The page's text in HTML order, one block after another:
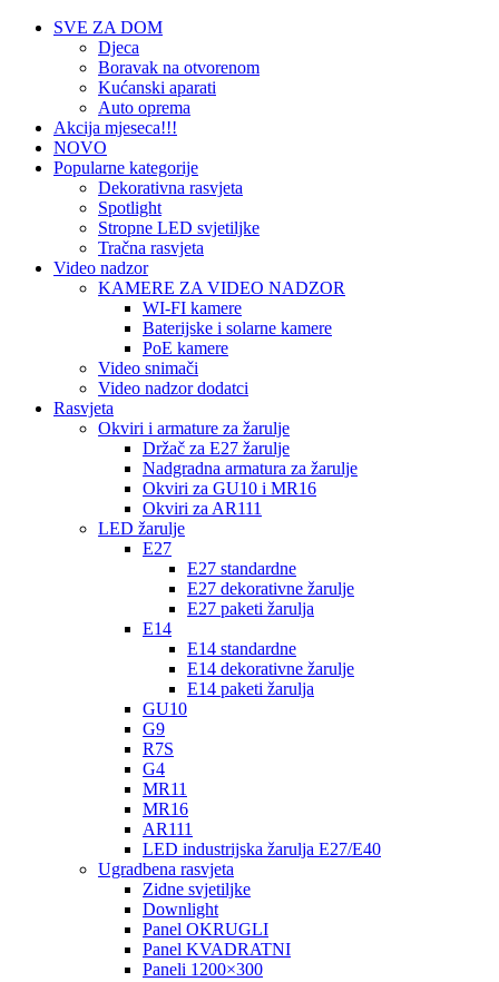
SVE ZA DOM
Djeca
Boravak na otvorenom
Kućanski aparati
Auto oprema
Akcija mjeseca!!!
NOVO
Popularne kategorije
Dekorativna rasvjeta
Spotlight
Stropne LED svjetiljke
Tračna rasvjeta
Video nadzor
KAMERE ZA VIDEO NADZOR
WI-FI kamere
Baterijske i solarne kamere
PoE kamere
Video snimači
Video nadzor dodatci
Rasvjeta
Okviri i armature za žarulje
Držač za E27 žarulje
Nadgradna armatura za žarulje
Okviri za GU10 i MR16
Okviri za AR111
LED žarulje
E27
E27 standardne
E27 dekorativne žarulje
E27 paketi žarulja
E14
E14 standardne
E14 dekorativne žarulje
E14 paketi žarulja
GU10
G9
R7S
G4
MR11
MR16
AR111
LED industrijska žarulja E27/E40
Ugradbena rasvjeta
Zidne svjetiljke
Downlight
Panel OKRUGLI
Panel KVADRATNI
Paneli 1200×300